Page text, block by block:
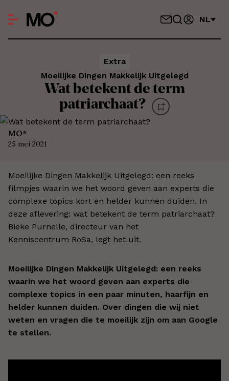
NL
Extra
Moeilijke Dingen Makkelijk Uitgelegd
Wat betekent de term
patriarchaat?
MO*
25 mei 2021
Moeilijke Dingen Makkelijk Uitgelegd: een reeks
filmpjes waarin we het woord geven aan experts die
complexe topics kort en helder kunnen duiden. In
deze aflevering: wat betekent de term patriarchaat?
Bieke Purnelle, directeur van het
Kenniscentrum RoSa, legt het uit.
Moeilijke Dingen Makkelijk Uitgelegd: een reeks
waarin we het woord geven aan experts die
complexe topics in een paar minuten, haarfijn en
helder kunnen duiden. Over dingen die wij niet
weten en vragen die te moeilijk zijn om aan Google
te stellen.